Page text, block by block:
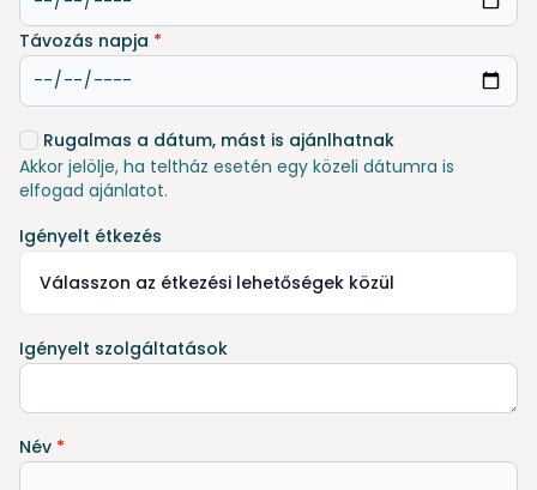
Távozás napja *
Rugalmas a dátum, mást is ajánlhatnak
Akkor jelölje, ha teltház esetén egy közeli dátumra is
elfogad ajánlatot.
Igényelt étkezés
Válasszon az étkezési lehetőségek közül
Igényelt szolgáltatások
Név *